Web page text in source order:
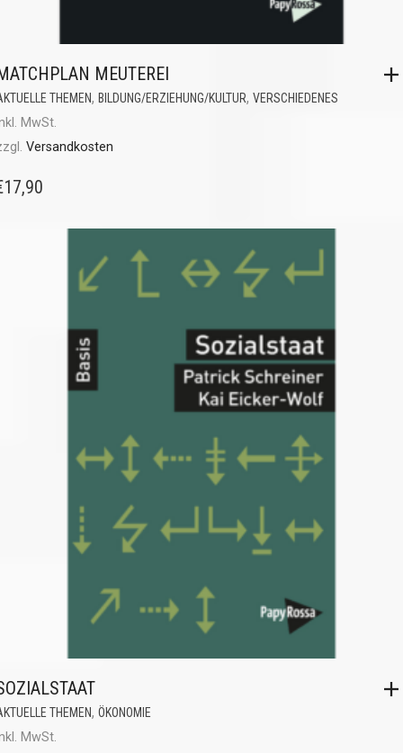
MEUTEREI
THEMEN, BILDUNG/ERZIEHUNG/KULTUR, VERSCHIEDENES
MwSt.
Versandkosten
17,90
THEMEN, ÖKONOMIE
MwSt.